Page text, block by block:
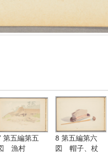
第五編第五
漁村
8 第五編第六
図 帽子、杖